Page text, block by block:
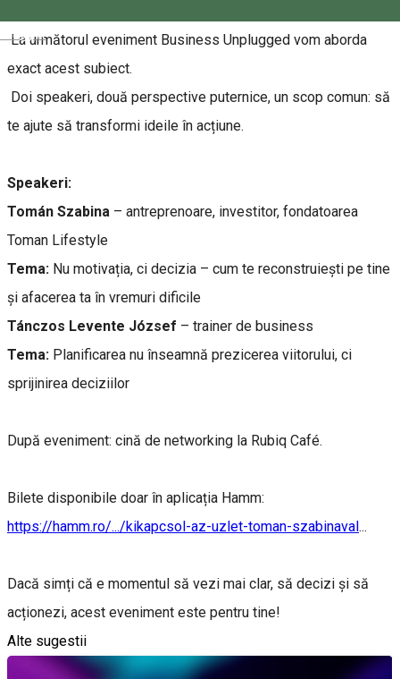
Magyar
La următorul eveniment Business Unplugged vom aborda
exact acest subiect.
Doi speakeri, două perspective puternice, un scop comun: să
te ajute să transformi ideile în acțiune.
Speakeri:
Tomán Szabina – antreprenoare, investitor, fondatoarea
Toman Lifestyle
Tema: Nu motivația, ci decizia – cum te reconstruiești pe tine
și afacerea ta în vremuri dificile
Tánczos Levente József – trainer de business
Tema: Planificarea nu înseamnă prezicerea viitorului, ci
sprijinirea deciziilor
După eveniment: cină de networking la Rubiq Café.
Bilete disponibile doar în aplicația Hamm:
https://hamm.ro/.../kikapcsol-az-uzlet-toman-szabinaval...
Dacă simți că e momentul să vezi mai clar, să decizi și să
acționezi, acest eveniment este pentru tine!
Alte sugestii